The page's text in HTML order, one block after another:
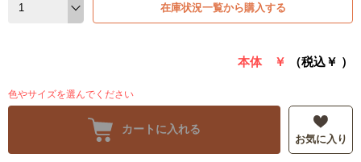
在庫状況一覧から購入する
本体 ￥ （税込￥ ）
色やサイズを選んでください
カートに入れる
お気に入り